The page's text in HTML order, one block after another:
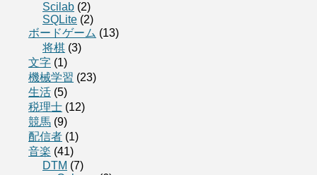
Scilab (2)
SQLite (2)
ボードゲーム (13)
将棋 (3)
文字 (1)
機械学習 (23)
生活 (5)
税理士 (12)
競馬 (9)
配信者 (1)
音楽 (41)
DTM (7)